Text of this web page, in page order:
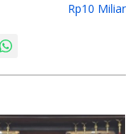
Rp10 Miliar